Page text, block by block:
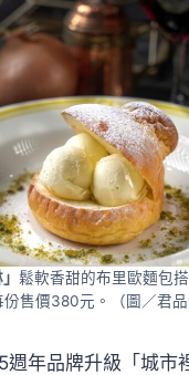
鬆軟香甜的布里歐麵包
售價380元。（圖／君品
週年品牌升級「城市